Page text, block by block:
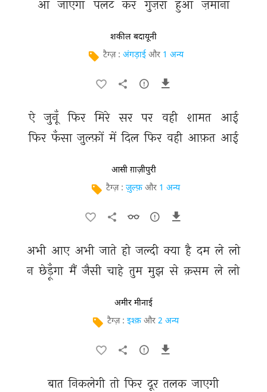
आ जाएगा पलट कर गुज़रा हुआ ज़माना
शकील बदायूनी
टैग्ज़ : अंगड़ाई और 1 अन्य
ऐ जुनूँ फिर मिरे सर पर वही शामत आई
फिर फँसा ज़ुल्फ़ों में दिल फिर वही आफ़त आई
आसी ग़ाज़ीपुरी
टैग्ज़ : ज़ुल्फ़ और 1 अन्य
अभी आए अभी जाते हो जल्दी क्या है दम ले लो
न छेड़ूँगा मैं जैसी चाहे तुम मुझ से क़सम ले लो
अमीर मीनाई
टैग्ज़ : इश्क़ और 2 अन्य
बात निकलेगी तो फिर दूर तलक जाएगी